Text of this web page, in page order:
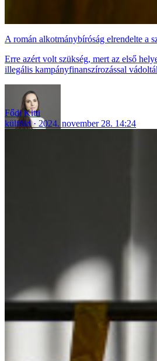
A román alkotmánybíróság elrendelte a
Erre azért volt szükség, mert az első
illegális kampányfinanszírozással
Fődi Kitti
külföld
2024. november 28. 14:24